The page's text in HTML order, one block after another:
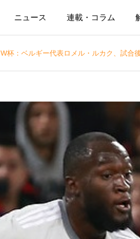
ニュース 連載・コラム
W杯：ベルギー代表ロメル・ルカク、試合